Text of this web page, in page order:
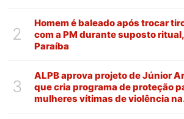
2
Homem é baleado após trocar
com a PM durante suposto
Paraíba
3
ALPB aprova projeto de Júnior
que cria programa de proteção
mulheres vítimas de violência na